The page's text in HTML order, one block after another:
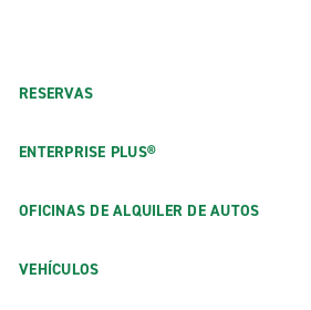
RESERVAS
ENTERPRISE PLUS®
OFICINAS DE ALQUILER DE AUTOS
VEHÍCULOS